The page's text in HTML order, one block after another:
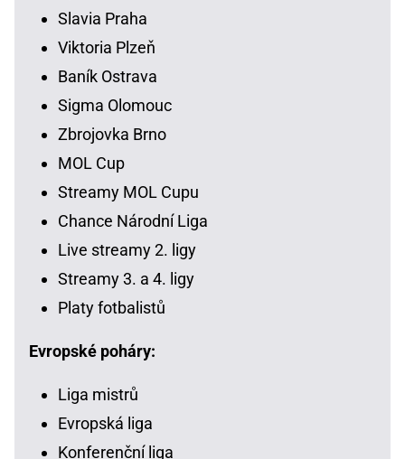
Slavia Praha
Viktoria Plzeň
Baník Ostrava
Sigma Olomouc
Zbrojovka Brno
MOL Cup
Streamy MOL Cupu
Chance Národní Liga
Live streamy 2. ligy
Streamy 3. a 4. ligy
Platy fotbalistů
Evropské poháry:
Liga mistrů
Evropská liga
Konferenční liga